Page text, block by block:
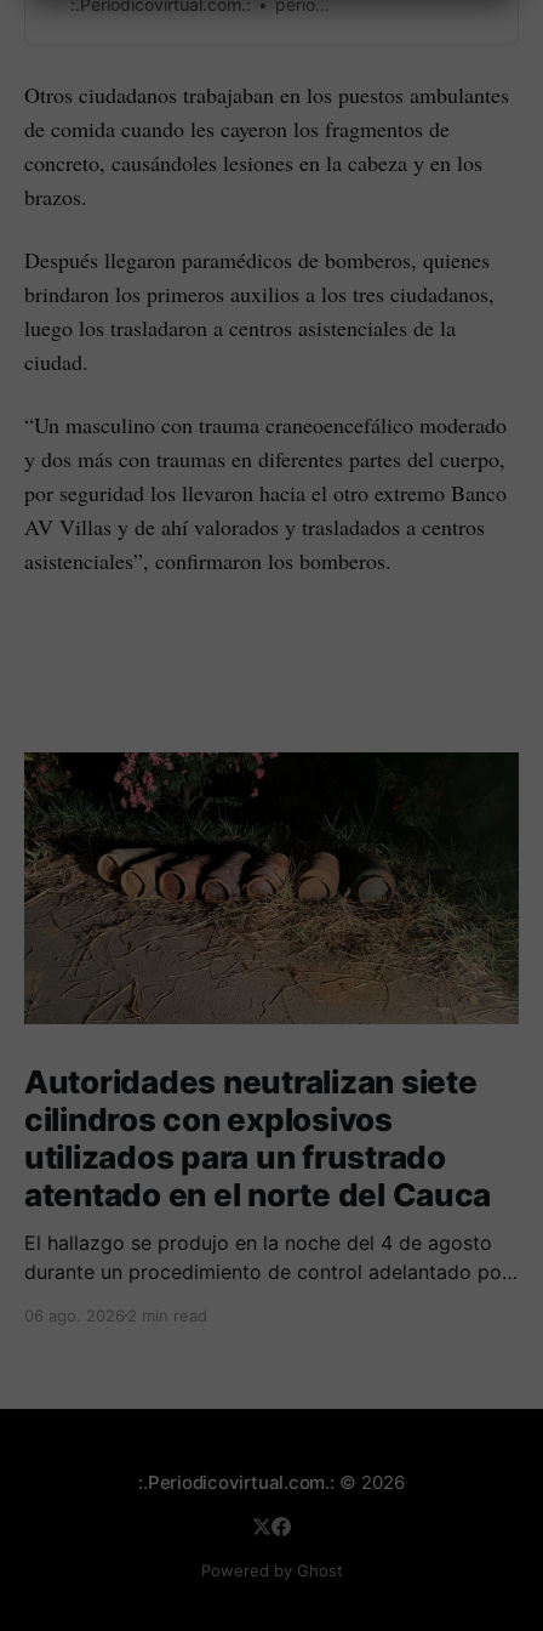
:.Periodicovirtual.com.: periodicovirtual
Otros ciudadanos trabajaban en los puestos ambulantes
de comida cuando les cayeron los fragmentos de
concreto, causándoles lesiones en la cabeza y en los
brazos.
Después llegaron paramédicos de bomberos, quienes
brindaron los primeros auxilios a los tres ciudadanos,
luego los trasladaron a centros asistenciales de la
ciudad.
“Un masculino con trauma craneoencefálico moderado
y dos más con traumas en diferentes partes del cuerpo,
por seguridad los llevaron hacia el otro extremo Banco
AV Villas y de ahí valorados y trasladados a centros
asistenciales”, confirmaron los bomberos.
Autoridades neutralizan siete
cilindros con explosivos
utilizados para un frustrado
atentado en el norte del Cauca
El hallazgo se produjo en la noche del 4 de agosto
durante un procedimiento de control adelantado por
06 ago. 2026 2 min read
:.Periodicovirtual.com.: © 2026
Powered by Ghost